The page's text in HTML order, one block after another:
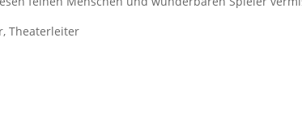
Theaterleiter